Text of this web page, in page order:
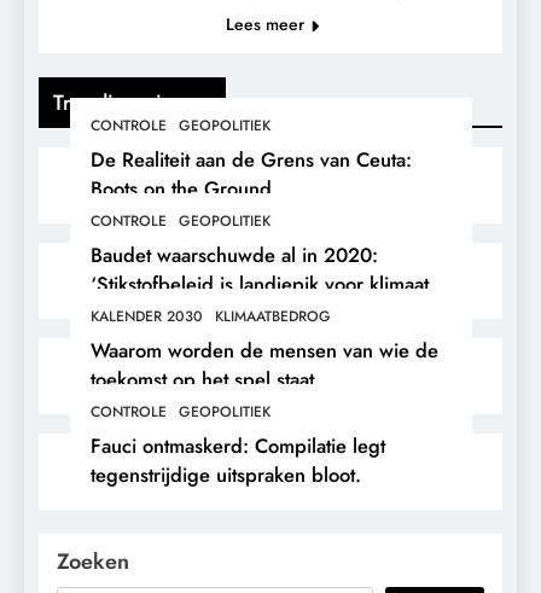
Trending nieuws
CONTROLE GEOPOLITIEK
De Realiteit aan de Grens van Ceuta:
Boots on the Ground.
CONTROLE GEOPOLITIEK
Baudet waarschuwde al in 2020:
‘Stikstofbeleid is landjepik voor klimaat
en immigratie’.
KALENDER 2030 KLIMAATBEDROG
Waarom worden de mensen van wie de
toekomst op het spel staat,
buitengesloten?
CONTROLE GEOPOLITIEK
Fauci ontmaskerd: Compilatie legt
tegenstrijdige uitspraken bloot.
Lees meer
Zoeken